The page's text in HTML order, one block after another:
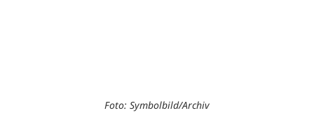
Foto: Symbolbild/Archiv